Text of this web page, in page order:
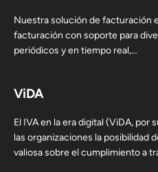
Nuestra solución de facturación
facturación con soporte para
periódicos y en tiempo real,…
ViDA
El IVA en la era digital (ViDA, por
las organizaciones la posibilidad
valiosa sobre el cumplimiento a